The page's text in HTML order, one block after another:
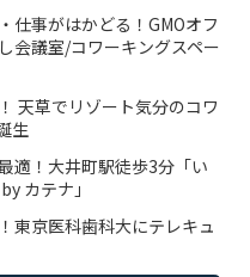
仕事がはかどる！GMOオフ
会議室/コワーキングスペー
天草でリゾート気分のコワ
生
適！大井町駅徒歩3分「い
カテナ」
東京医科歯科大にテレキュ